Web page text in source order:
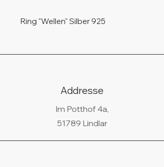
Ring "Wellen" Silber 925
Addresse
Im Potthof 4a,
51789 Lindlar